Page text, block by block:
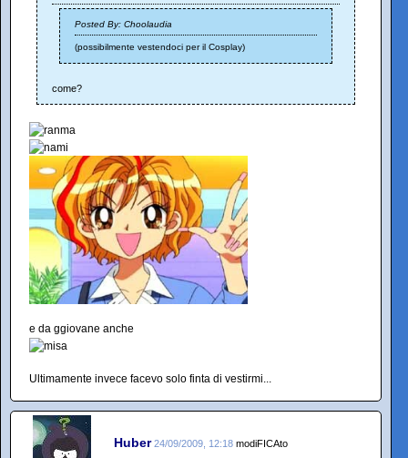
Posted By: Choolaudia
(possibilmente vestendoci per il Cosplay)
come?
e da ggiovane anche
Ultimamente invece facevo solo finta di vestirmi...
Huber 24/09/2009, 12:18 modiFICAto